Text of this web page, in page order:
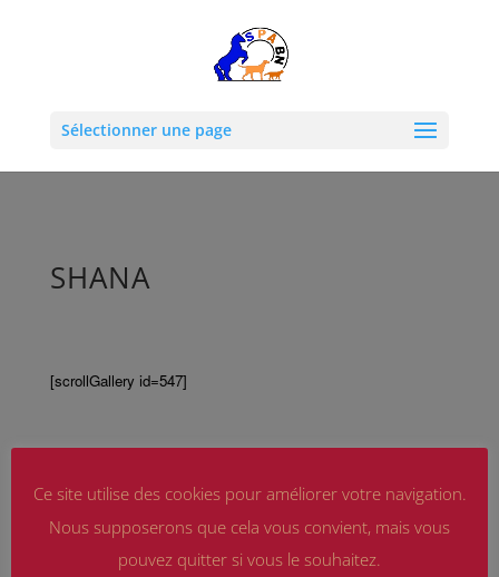
Sélectionner une page
SHANA
[scrollGallery id=547]
Ce site utilise des cookies pour améliorer votre navigation.
Nous supposerons que cela vous convient, mais vous
pouvez quitter si vous le souhaitez.